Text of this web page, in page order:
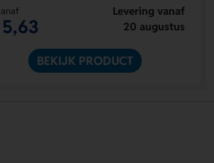
Levering vanaf
20 augustus
BEKIJK PRODUCT